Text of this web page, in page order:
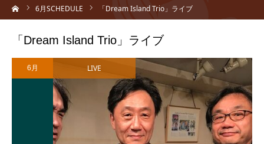
6月SCHEDULE 「Dream Island Trio」ライブ
「Dream Island Trio」ライブ
6月 LIVE